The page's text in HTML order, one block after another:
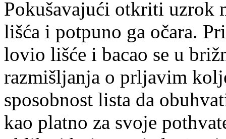
Pokušavajući otkriti uzrok
lišća i potpuno ga očara.
lovio lišće i bacao se u
razmišljanja o prljavim
sposobnost lista da
kao platno za svoje